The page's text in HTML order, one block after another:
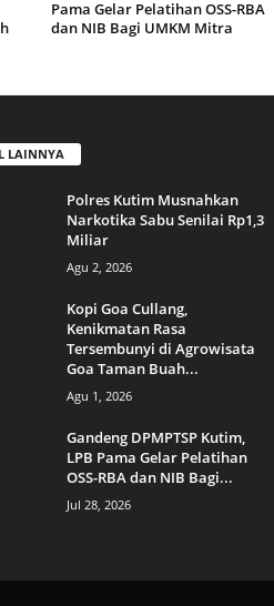
Pama Gelar Pelatihan OSS-RBA
dan NIB Bagi UMKM Mitra
LAINNYA
Polres Kutim Musnahkan
Narkotika Sabu Senilai Rp1,3
Miliar
Agu 2, 2026
Kopi Goa Cullang,
Kenikmatan Rasa
Tersembunyi di Agrowisata
Goa Taman Buah...
Agu 1, 2026
Gandeng DPMPTSP Kutim,
LPB Pama Gelar Pelatihan
OSS-RBA dan NIB Bagi...
Jul 28, 2026